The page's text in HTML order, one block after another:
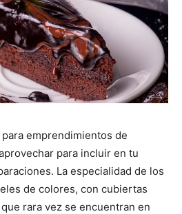
emprendimientos de
para incluir en tu
La especialidad de los
de colores, con cubiertas
rara vez se encuentran en